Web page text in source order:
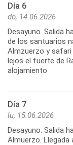
Día 6
do, 14.06.2026
Desayuno. Salida
de los santuarios
Almzuerzo y
lejos el fuerte de
alojamiento
Día 7
lu, 15.06.2026
Desayuno. Salida
Almuerzo. Llegada